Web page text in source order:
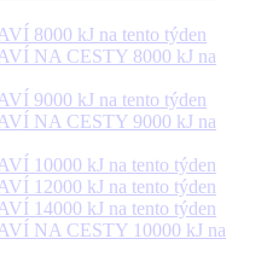
8000 kJ na tento týden
NA CESTY 8000 kJ na
9000 kJ na tento týden
NA CESTY 9000 kJ na
10000 kJ na tento týden
12000 kJ na tento týden
14000 kJ na tento týden
NA CESTY 10000 kJ na